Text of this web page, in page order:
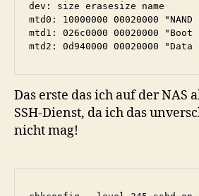
dev: size erasesize name
mtd0: 10000000 00020000
mtd1: 026c0000 00020000
mtd2: 0d940000 00020000
Das erste das ich auf der NAS
SSH-Dienst, da ich das
nicht mag!